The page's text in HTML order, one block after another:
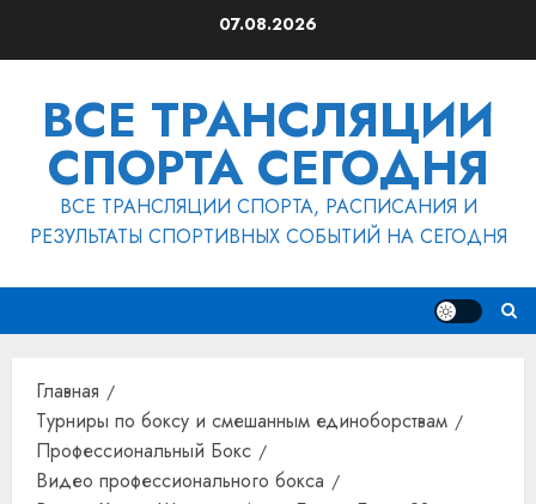
07.08.2026
ВСЕ ТРАНСЛЯЦИИ
СПОРТА СЕГОДНЯ
ВСЕ ТРАНСЛЯЦИИ СПОРТА, РАСПИСАНИЯ И
РЕЗУЛЬТАТЫ СПОРТИВНЫХ СОБЫТИЙ НА СЕГОДНЯ
Главная
Турниры по боксу и смешанным единоборствам
Профессиональный Бокс
Видео профессионального бокса